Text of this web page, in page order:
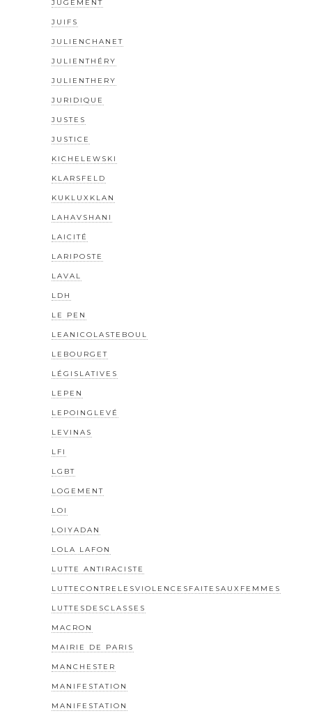
JUGEMENT
JUIFS
JULIENCHANET
JULIENTHÉRY
JULIENTHERY
JURIDIQUE
JUSTES
JUSTICE
KICHELEWSKI
KLARSFELD
KUKLUXKLAN
LAHAVSHANI
LAICITÉ
LARIPOSTE
LAVAL
LDH
LE PEN
LEANICOLASTEBOUL
LEBOURGET
LÉGISLATIVES
LEPEN
LEPOINGLEVÉ
LEVINAS
LFI
LGBT
LOGEMENT
LOI
LOIYADAN
LOLA LAFON
LUTTE ANTIRACISTE
LUTTECONTRELESVIOLENCESFAITESAUXFEMMES
LUTTESDESCLASSES
MACRON
MAIRIE DE PARIS
MANCHESTER
MANIFESTATION
MANIFESTATION